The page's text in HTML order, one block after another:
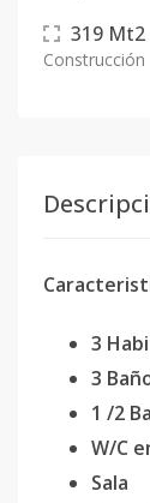
319 Mt2
Construcción
3
3
1 /2
W/C
Sala